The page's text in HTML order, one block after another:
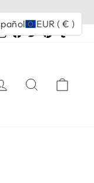
Instagram
Facebook
TwitterPinterest
INGRESAR
BUSCAR
EUR ( € )